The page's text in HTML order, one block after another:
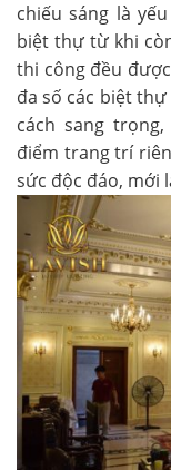
chiếu sáng là
biệt thự từ khi
thi công đều
đa số các biệt
cách sang
điểm trang trí
sức độc đáo, mới